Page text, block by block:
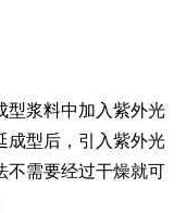
型浆料中加入紫外光
成型后，引入紫外光
不需要经过干燥就可